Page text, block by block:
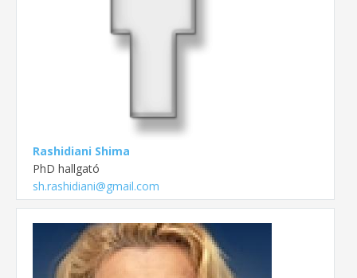
Rashidiani Shima
PhD hallgató
sh.rashidiani@gmail.com